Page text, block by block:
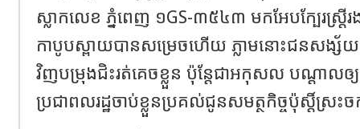
ស្លាកលេខ ភ្នំពេញ ១GS-៣៥៤៣ មកអែបក្បែរស្រ្តីរ
កាបូបស្ពាយបានសម្រេចហើយ ភ្លាមនោះជនសង្
វិញបម្រុងជិះរត់គេចខ្លួន ប៉ុន្តែជាអកុសល បណ្ដាលឲ្
ប្រជាពលរដ្ឋចាប់ខ្លួនប្រគល់ជូនសមត្ថកិច្ចប៉ុស្តិ៍ស្រះច